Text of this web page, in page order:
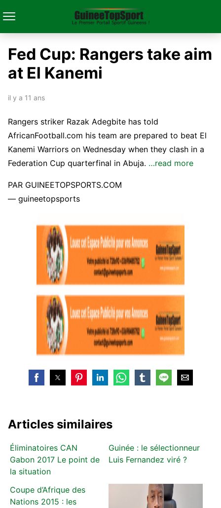
Fed Cup: Rangers take aim
at El Kanemi
il y a 11 ans
Rangers striker Razak Adegbite has told
AfricanFootball.com his team are prepared to beat El
Kanemi Warriors on Wednesday when they clash in a
Federation Cup quarterfinal in Abuja. …read more
PAR GUINEETOPSPORTS.COM
— guineetopsports
Articles similaires
Éliminatoires CAN
Gabon 2017 Le point de
la situation
Guinée : le sélectionneur
Luis Fernandez viré ?
Coupe d’Afrique des
Nations 2015 : les